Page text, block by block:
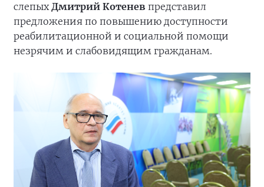
слепыхДмитрий Котенев представил
предложения по повышению доступности
реабилитационной и социальной помощи
незрячим и слабовидящим гражданам.